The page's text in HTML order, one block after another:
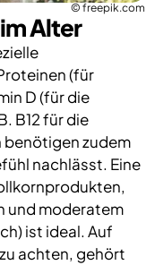
© freepik.com
Alter
(für
D (für die
B12 für die
benötigen zudem
nachlässt. Eine
und moderatem
ist ideal. Auf
achten, gehört